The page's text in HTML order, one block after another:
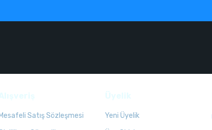
Mesafeli Satış Sözleşmesi
Yeni Üyelik